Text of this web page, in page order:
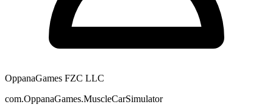
OppanaGames FZC LLC
com.OppanaGames.MuscleCarSimulator